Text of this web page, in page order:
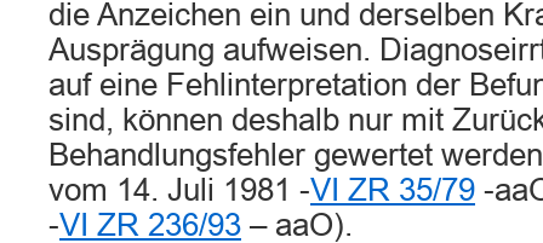
die Anzeichen ein und derselben
Ausprägung aufweisen.
auf eine Fehlinterpretation der
sind, können deshalb nur mit
Behandlungsfehler gewertet
vom 14. Juli 1981 -VI ZR 35/79 -
-VI ZR 236/93 – aaO).